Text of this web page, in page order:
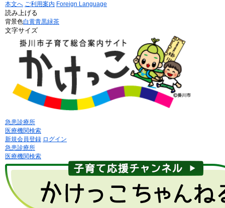
本文へ ご利用案内 Foreign Language
読み上げる
背景色白黄青黒緑茶
文字サイズ
急患診療所
医療機関検索
新規会員登録 ログイン
急患診療所
医療機関検索